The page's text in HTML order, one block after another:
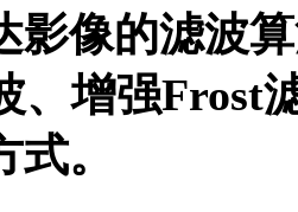
影像的滤波
、增强Frost
。